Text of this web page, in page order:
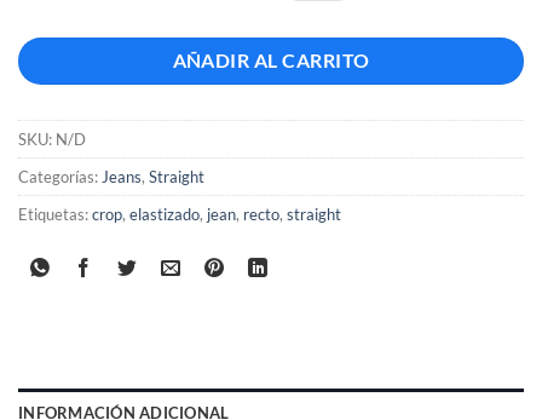
AÑADIR AL CARRITO
SKU: N/D
Categorías: Jeans, Straight
Etiquetas:crop, elastizado, jean, recto, straight
INFORMACIÓN ADICIONAL